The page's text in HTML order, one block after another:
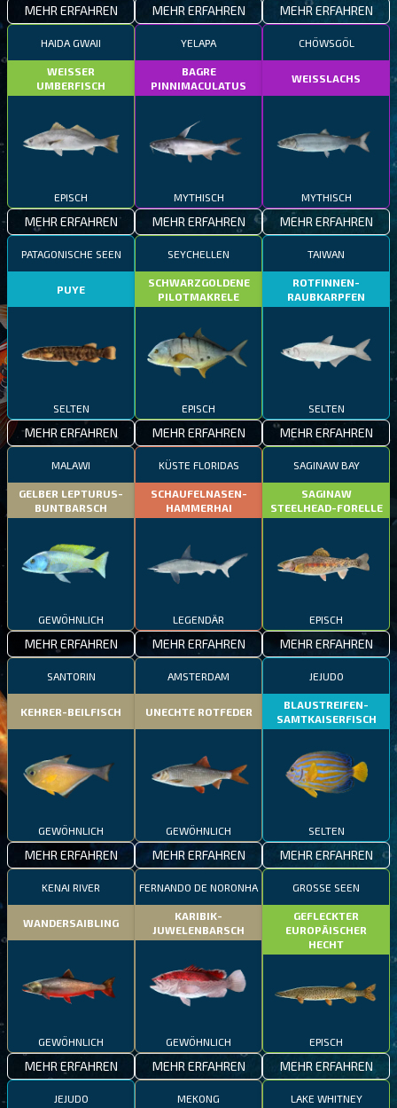
MEHR ERFAHREN MEHR ERFAHREN MEHR ERFAHREN
HAIDA GWAII
WEISSER
UMBERFISCH
EPISCH
MEHR ERFAHREN
YELAPA
BAGRE
PINNIMACULATUS
MYTHISCH
MEHR ERFAHREN
CHÖWSGÖL
WEISSLACHS
MYTHISCH
MEHR ERFAHREN
PATAGONISCHE SEEN
PUYE
SELTEN
MEHR ERFAHREN
SEYCHELLEN
SCHWARZGOLDENE
PILOTMAKRELE
EPISCH
MEHR ERFAHREN
TAIWAN
ROTFINNEN-
RAUBKARPFEN
SELTEN
MEHR ERFAHREN
MALAWI
GELBER LEPTURUS-
BUNTBARSCH
GEWÖHNLICH
MEHR ERFAHREN
KÜSTE FLORIDAS
SCHAUFELNASEN-
HAMMERHAI
LEGENDÄR
MEHR ERFAHREN
SAGINAW BAY
SAGINAW
STEELHEAD-FORELLE
EPISCH
MEHR ERFAHREN
SANTORIN
KEHRER-BEILFISCH
GEWÖHNLICH
MEHR ERFAHREN
AMSTERDAM
UNECHTE ROTFEDER
GEWÖHNLICH
MEHR ERFAHREN
JEJUDO
BLAUSTREIFEN-
SAMTKAISERFISCH
SELTEN
MEHR ERFAHREN
KENAI RIVER
WANDERSAIBLING
GEWÖHNLICH
MEHR ERFAHREN
FERNANDO DE NORONHA
KARIBIK-
JUWELENBARSCH
GEWÖHNLICH
MEHR ERFAHREN
GROSSE SEEN
GEFLECKTER
EUROPÄISCHER
HECHT
EPISCH
MEHR ERFAHREN
JEJUDO MEKONG LAKE WHITNEY